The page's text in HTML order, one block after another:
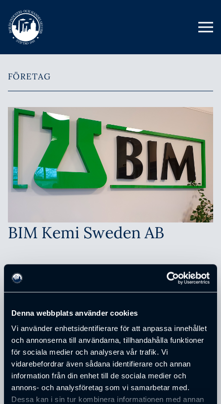
Denna webbplats använder cookies
Vi använder enhetsidentifierare för att anpassa innehållet
och annonserna till användarna, tillhandahålla funktioner
för sociala medier och analysera vår trafik. Vi
vidarebefordrar även sådana identifierare och annan
information från din enhet till de sociala medier och
annons- och analysföretag som vi samarbetar med.
Dessa kan i sin tur kombinera informationen med annan
FÖRETAG
BIM Kemi Sweden AB
ADRESS
POSTNUMMER
STAD
Stenkullen
TELEFONNUMMER
+46 302 245 00
E-POST
anders.rietz@bimkemi.com